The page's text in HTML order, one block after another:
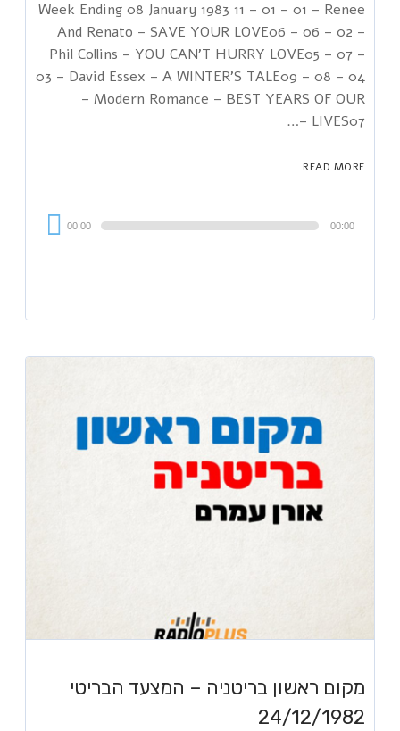
Week Ending 08 January 1983 11 – 01 – 01 – Renee
And Renato – SAVE YOUR LOVE06 – 06 – 02 –
Phil Collins – YOU CAN'T HURRY LOVE05 – 07 –
03 – David Essex – A WINTER'S TALE09 – 08 – 04
– Modern Romance – BEST YEARS OF OUR
LIVES07 –…
READ MORE
00:00 00:00
מקום ראשון בריטניה – המצעד הבריטי
24/12/1982